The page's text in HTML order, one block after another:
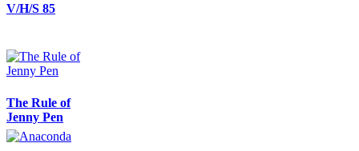
V/H/S 85
The Rule of
Jenny Pen